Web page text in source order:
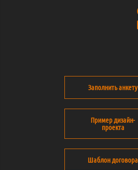
Заполнить анкету
Пример дизайн-
проекта
Шаблон договора